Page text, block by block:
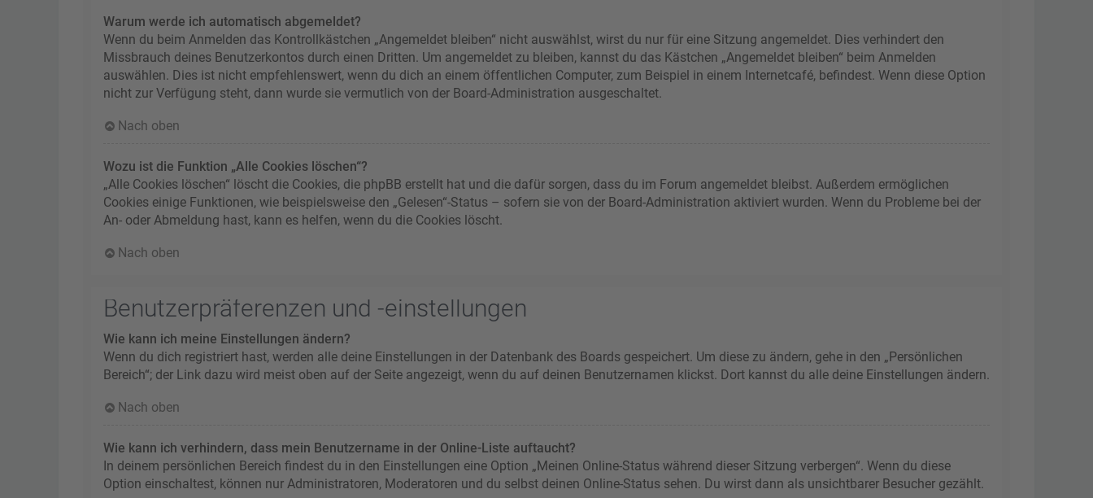
Warum werde ich automatisch abgemeldet?
Wenn du beim Anmelden das Kontrollkästchen „Angemeldet bleiben“ nicht auswählst, wirst du nur für eine Sitzung angemeldet. Dies verhindert den
Missbrauch deines Benutzerkontos durch einen Dritten. Um angemeldet zu bleiben, kannst du das Kästchen „Angemeldet bleiben“ beim Anmelden
auswählen. Dies ist nicht empfehlenswert, wenn du dich an einem öffentlichen Computer, zum Beispiel in einem Internetcafé, befindest. Wenn diese Option
nicht zur Verfügung steht, dann wurde sie vermutlich von der Board-Administration ausgeschaltet.
Nach oben
Wozu ist die Funktion „Alle Cookies löschen“?
„Alle Cookies löschen“ löscht die Cookies, die phpBB erstellt hat und die dafür sorgen, dass du im Forum angemeldet bleibst. Außerdem ermöglichen
Cookies einige Funktionen, wie beispielsweise den „Gelesen“-Status – sofern sie von der Board-Administration aktiviert wurden. Wenn du Probleme bei der
An- oder Abmeldung hast, kann es helfen, wenn du die Cookies löscht.
Nach oben
Benutzerpräferenzen und -einstellungen
Wie kann ich meine Einstellungen ändern?
Wenn du dich registriert hast, werden alle deine Einstellungen in der Datenbank des Boards gespeichert. Um diese zu ändern, gehe in den „Persönlichen
Bereich“; der Link dazu wird meist oben auf der Seite angezeigt, wenn du auf deinen Benutzernamen klickst. Dort kannst du alle deine Einstellungen ändern.
Nach oben
Wie kann ich verhindern, dass mein Benutzername in der Online-Liste auftaucht?
In deinem persönlichen Bereich findest du in den Einstellungen eine Option „Meinen Online-Status während dieser Sitzung verbergen“. Wenn du diese
Option einschaltest, können nur Administratoren, Moderatoren und du selbst deinen Online-Status sehen. Du wirst dann als unsichtbarer Besucher gezählt.